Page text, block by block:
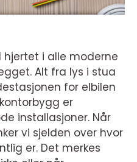
hjertet i alle moderne
Alt fra lys i stua
for elbilen
er
installasjoner. Når
vi sjelden over hvor
er. Det merkes